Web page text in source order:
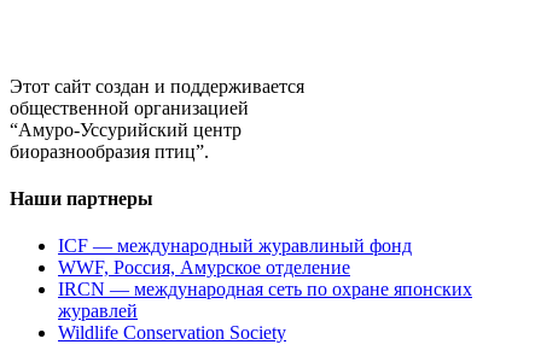
Этот сайт создан и поддерживается
общественной организацией
“Амуро-Уссурийский центр
биоразнообразия птиц”.
Наши партнеры
ICF — международный журавлиный фонд
WWF, Россия, Амурское отделение
IRCN — международная сеть по охране японских
журавлей
Wildlife Conservation Society